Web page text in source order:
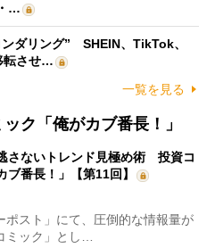
…
ダリング” SHEIN、TikTok、
転させ…
一覧を見る
ク「俺がカブ番長！」
さないトレンド見極め術 投資コ
ブ番長！」【第11回】
スト」にて、圧倒的な情報量が
ミック」とし…